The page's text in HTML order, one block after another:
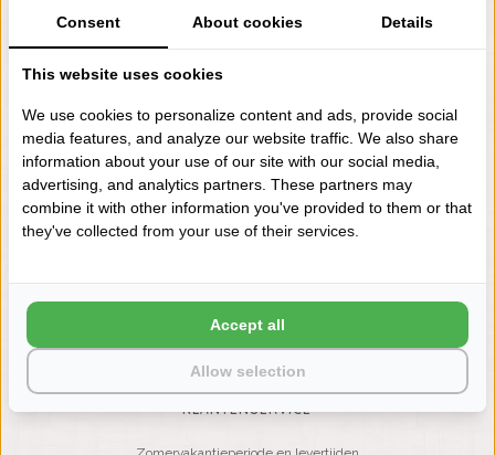
LIENSLINNENWINKEL.NL
VRAGEN? BEL DAN
NIEUWSBRIEF
Wilt u op de hoogte blijven?
Word lid van onze mailinglijst:
KLANTENSERVICE
Consent About cookies Details
This website uses cookies
We use cookies to personalize content and ads, provide social
media features, and analyze our website traffic. We also share
information about your use of our site with our social media,
advertising, and analytics partners. These partners may
combine it with other information you've provided to them or that
they've collected from your use of their services.
Allow selection
Accept all